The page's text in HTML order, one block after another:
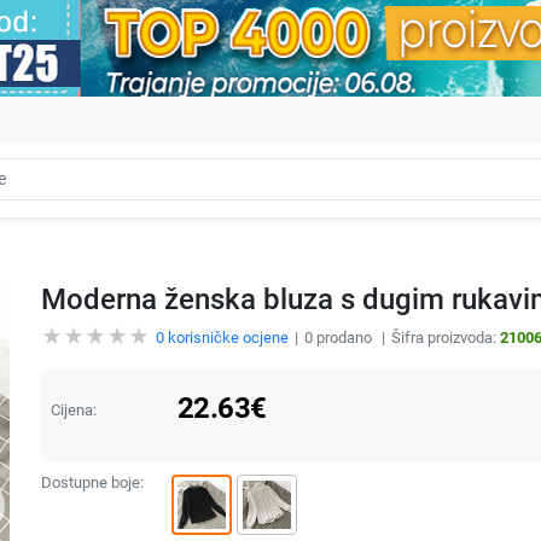
Moderna ženska bluza s dugim
0korisničke ocjene 0prodano Šifra proizvoda:
Cijena: 22.63€
Dostupne boje: